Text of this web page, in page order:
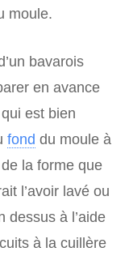
moule.
bavarois
en avance
est bien
fond du moule à
la forme que
l’avoir lavé ou
dessus à l’aide
à la cuillère